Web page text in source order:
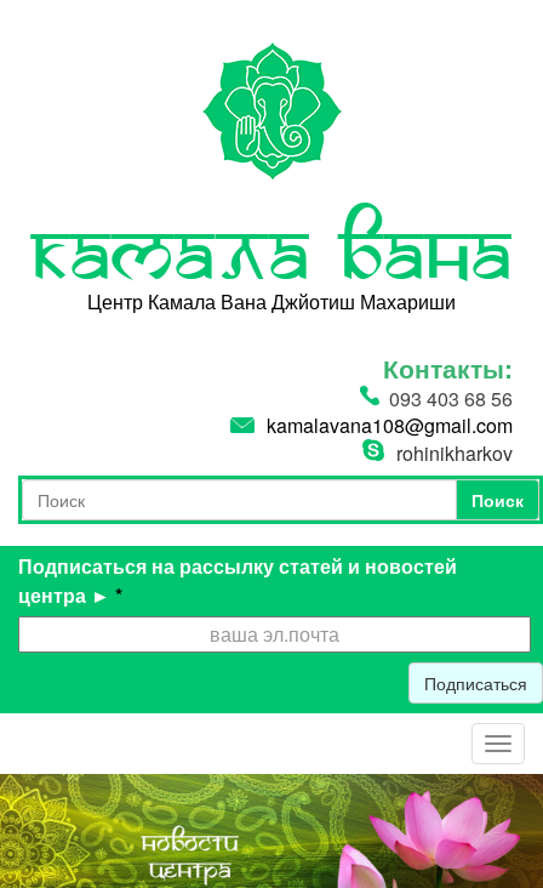
Камала Вана
Центр Камала Вана Джйотиш Махариши
Контакты:
093 403 68 56
kamalavana108@gmail.com
rohinikharkov
Форма поиска
Поиск
Поиск
Подписаться на рассылку статей и новостей
центра ► *
Подписаться